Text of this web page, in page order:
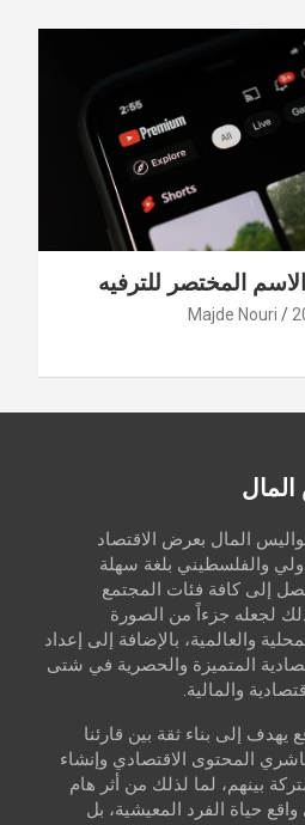
المختصر للترفيه
Majde Nouri
المال بعرض الاقتصاد
والفلسطيني بلغة سهلة
إلى كافة فئات المجتمع
لجعله جزءاً من الصورة
والعالمية، بالإضافة إلى إعداد
المتميزة والحصرية في شتى
والمالية.
يهدف إلى بناء ثقة بين قارئنا
المحتوى الاقتصادي وإنشاء
بينهم، لما لذلك من أثر هام
حياة الفرد المعيشية، بل